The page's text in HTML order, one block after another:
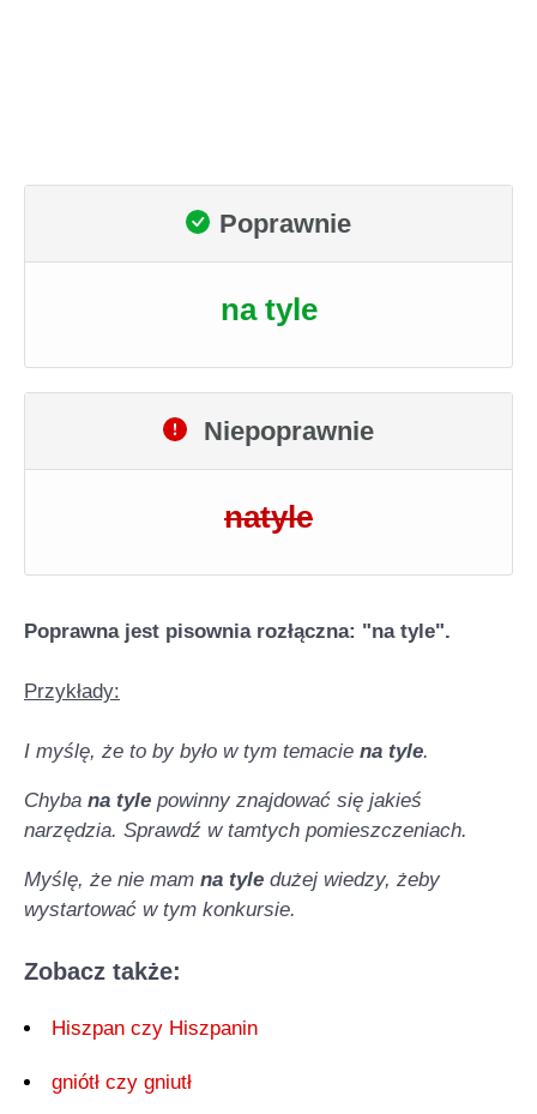
Poprawnie
na tyle
Niepoprawnie
natyle
Poprawna jest pisownia rozłączna: "na tyle".
Przykłady:
I myślę, że to by było w tym temacie na tyle.
Chyba na tyle powinny znajdować się jakieś
narzędzia. Sprawdź w tamtych pomieszczeniach.
Myślę, że nie mam na tyle dużej wiedzy, żeby
wystartować w tym konkursie.
Zobacz także:
Hiszpan czy Hiszpanin
gniótł czy gniutł